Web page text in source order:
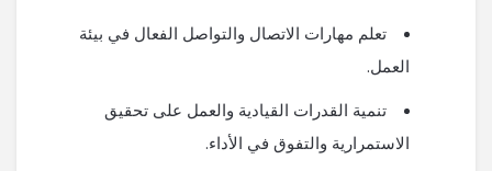
تعلم مهارات الاتصال والتواصل الفعال في بيئة
العمل.
تنمية القدرات القيادية والعمل على تحقيق
الاستمرارية والتفوق في الأداء.